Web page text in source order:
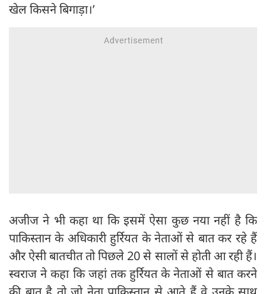
खेल किसने बिगाड़ा।’
अजीज ने भी कहा था कि इसमें ऐसा कुछ नया नहीं है कि
पाकिस्तान के अधिकारी हुर्रियत के नेताओं से बात कर रहे हैं
और ऐसी बातचीत तो पिछले 20 से सालों से होती आ रही हैं।
स्वराज ने कहा कि जहां तक हुर्रियत के नेताओं से बात करने